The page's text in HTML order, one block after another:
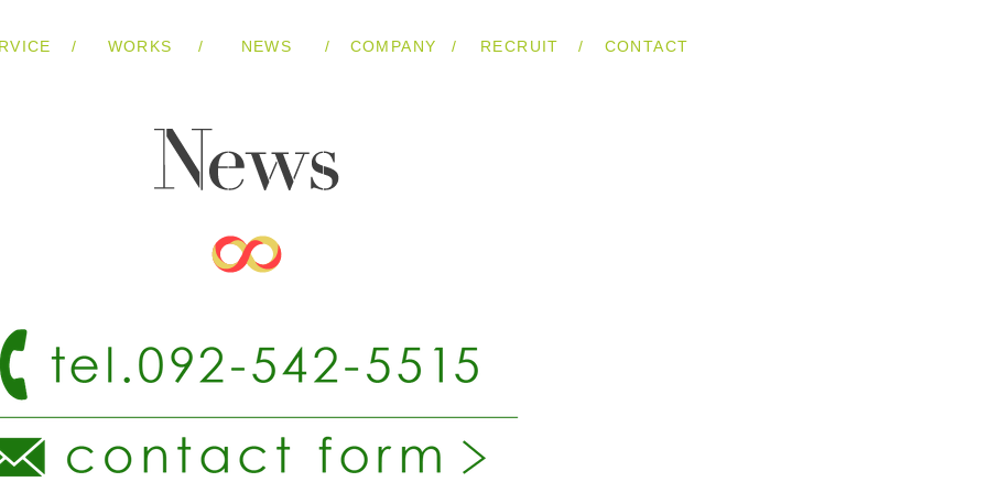
/ WORKS / NEWS / COMPANY / RECRUIT / CONTACT